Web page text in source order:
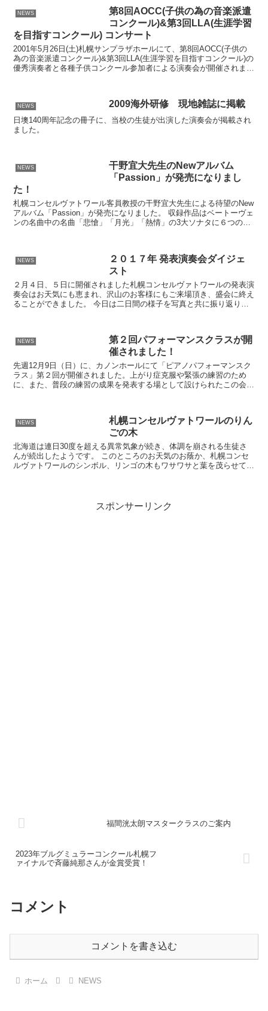
NEWS
第8回AOCC(子供の為の音楽派遣
コンクール)&第3回LLA(生涯学習
を目指すコンクール) コンサート
2001年5月26日(土)札幌サンプラザホールにて、第8回AOCC(子供の
為の音楽派遣コンクール)&第3回LLA(生涯学習を目指すコンクール)の
優秀演奏者と各種子供コンクール参加者による演奏会が開催されまし
NEWS 2009海外研修 現地雑誌に掲載
日墺140周年記念の冊子に、当校の生徒が出演した演奏会が掲載され
ました。
NEWS
干野宜大先生のNewアルバム
「Passion」が発売になりまし
た！
札幌コンセルヴァトワール客員教授の干野宜大先生による待望のNew
アルバム「Passion」が発売になりました。 収録作品はベートーヴェ
ンの名曲中の名曲「悲愴」「月光」「熱情」の3大ソナタに６つのエ
NEWS
２０１７年 発表演奏会ダイジェ
スト
２月４日、５日に開催されました札幌コンセルヴァトワールの発表演
奏会はお天気にも恵まれ、沢山のお客様にもご来場頂き、盛会に終え
ることができました。 今日は二日間の様子を写真と共に振り返りた
NEWS
第２回パフォーマンスクラスが開
催されました！
先週12月9日（日）に、カノンホールにて「ピアノパフォーマンスク
ラス」第２回が開催されました。上がり症克服や緊張の練習のため
に、また、普段の練習の成果を発表する場として設けられたこの会
NEWS
札幌コンセルヴァトワールのりん
ごの木
北海道は連日30度を超える異常気象が続き、体調を崩される生徒さ
んが続出したようです。 このところのお天気のお蔭か、札幌コンセ
ルヴァトワールのシンボル、リンゴの木もワサワサと葉を茂らせてい
スポンサーリンク
福間洸太朗マスタークラスのご案内
2023年ブルグミュラーコンクール札幌フ
ァイナルで斉藤純那さんが金賞受賞！
コメント
コメントを書き込む
ホーム NEWS